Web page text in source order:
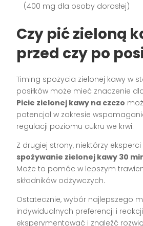
(400 mg dla osoby dorosłej)
Czy pić zieloną
przed czy po
Timing spożycia zielonej kawy w
posiłków może mieć znaczenie
Picie zielonej kawy na czczo
potencjał w zakresie
regulacji poziomu cukru we krwi.
Z drugiej strony, niektórzy
spożywanie zielonej kawy 30
Może to pomóc w lepszym
składników odżywczych.
Ostatecznie, wybór najlepszego
indywidualnych preferencji i
eksperymentować i znaleźć